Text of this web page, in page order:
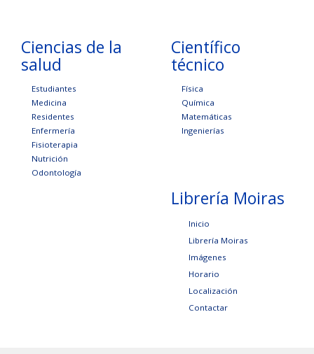
Ciencias de la
salud
Estudiantes
Medicina
Residentes
Enfermería
Fisioterapia
Nutrición
Odontología
Científico
técnico
Física
Química
Matemáticas
Ingenierías
Librería Moiras
Inicio
Librería Moiras
Imágenes
Horario
Localización
Contactar